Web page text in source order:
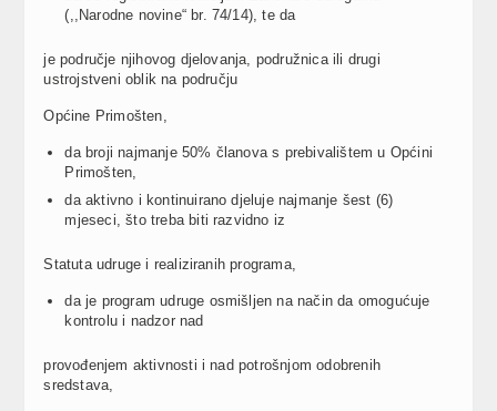
(,,Narodne novine“ br. 74/14), te da
je područje njihovog djelovanja, podružnica ili drugi
ustrojstveni oblik na području
Općine Primošten,
da broji najmanje 50% članova s prebivalištem u Općini
Primošten,
da aktivno i kontinuirano djeluje najmanje šest (6)
mjeseci, što treba biti razvidno iz
Statuta udruge i realiziranih programa,
da je program udruge osmišljen na način da omogućuje
kontrolu i nadzor nad
provođenjem aktivnosti i nad potrošnjom odobrenih
sredstava,